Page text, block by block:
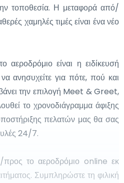
τοποθεσία. Η μεταφορά από/
χαμηλές τιμές είναι ένα νέο
είναι η ειδίκευσή
ανησυχείτε για πότε, πού και
την επιλογή Meet & Greet,
το χρονοδιάγραμμα άφιξης
πελατών μας θα σας
24/7.
προς το αεροδρόμιο online εκ
Συμπληρώστε τη φιλική